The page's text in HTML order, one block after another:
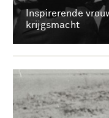
Inspirerende
krijgsmacht